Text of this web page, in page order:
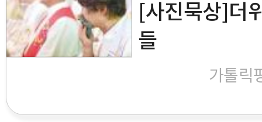
[사진묵상]더
들
가톨릭